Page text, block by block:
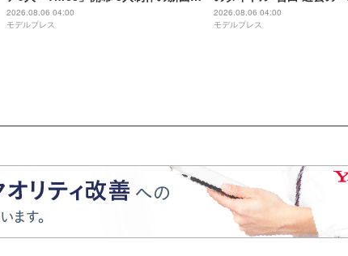
手描きセットに込めた想い「もっと前
に進んで夢を掴みたい」【ゲネプロレ
2026.08.06 04:00
モデルプレス
番」を例に「颯太の作戦は
【Three】
2026.08.06 04:00
モデルプレス